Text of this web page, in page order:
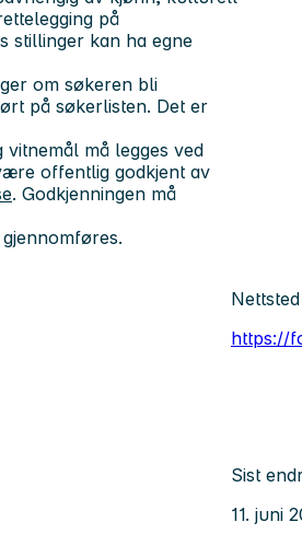
på
stillinger kan ha egne
om søkeren bli
på søkerlisten. Det er
vitnemål må legges ved
offentlig godkjent av
. Godkjenningen må
Nettsted
https://
Sist
11. juni